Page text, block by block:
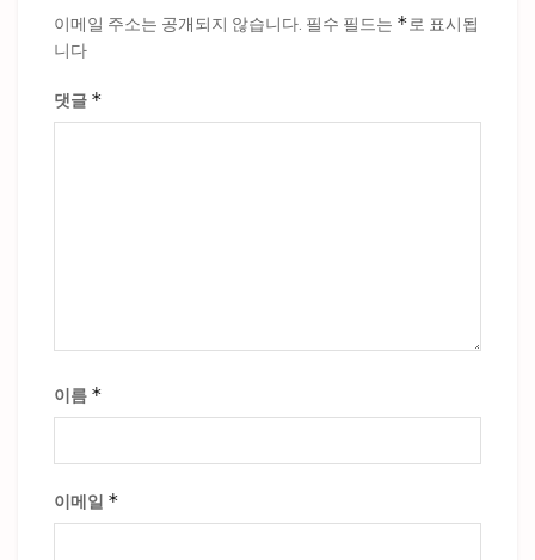
이메일 주소는 공개되지 않습니다. 필수 필드는 *로 표시됩
니다
댓글 *
이름 *
이메일 *